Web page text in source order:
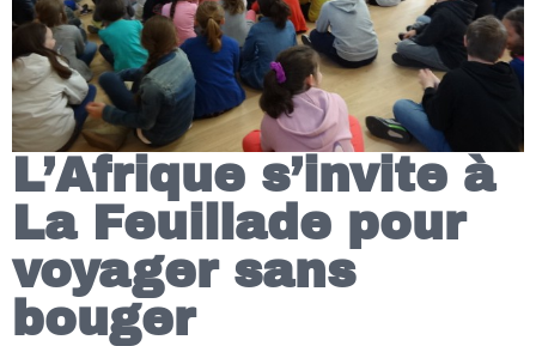
L’Afrique s’invite à
La Feuillade pour
voyager sans
bouger